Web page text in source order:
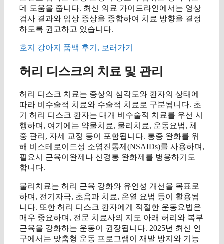
데 도움을 줍니다. 최신 의료 가이드라인에서는 영상
검사 결과와 임상 증상을 종합하여 치료 방향을 결정
하도록 권고하고 있습니다.
호지 강아지 풉백 후기, 보러가기
허리 디스크의 치료 및 관리
허리 디스크 치료는 증상의 심각도와 환자의 상태에
따라 비수술적 치료와 수술적 치료로 구분됩니다. 초
기 허리 디스크 환자는 대개 비수술적 치료를 우선 시
행하며, 여기에는 약물치료, 물리치료, 운동요법, 체
중 관리, 자세 교정 등이 포함됩니다. 통증 완화를 위
해 비스테로이드성 소염진통제(NSAIDs)를 사용하며,
필요시 근육이완제나 신경통 완화제를 병용하기도
합니다.
물리치료는 허리 근육 강화와 유연성 개선을 목표로
하며, 전기자극, 초음파 치료, 온열 요법 등이 활용됩
니다. 또한 허리 디스크 환자에게 적절한 운동요법은
매우 중요하며, 전문 치료사의 지도 아래 허리와 복부
근육을 강화하는 운동이 권장됩니다. 2025년 최신 연
구에서는 맞춤형 운동 프로그램이 재발 방지와 기능